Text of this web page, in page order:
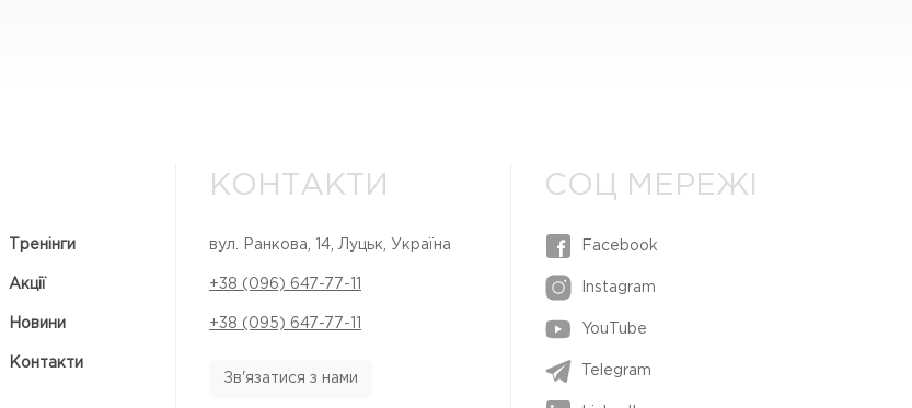
Тренінги
Акції
Новини
Контакти
КОНТАКТИ
вул. Ранкова, 14, Луцьк, Україна
+38 (096) 647-77-11
+38 (095) 647-77-11
Зв'язатися з нами
СОЦ МЕРЕЖІ
Facebook
Instagram
YouTube
Telegram